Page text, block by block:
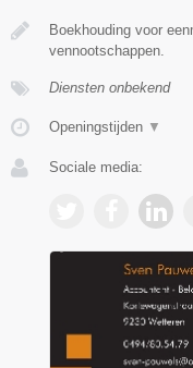
Boekhouding voor
vennootschappen.
Diensten onbekend
Openingstijden ▼
Sociale media: